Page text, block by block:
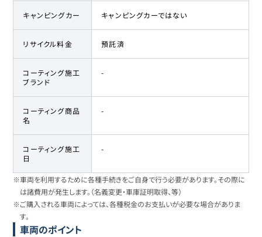
キャンピングカー キャンピングカーではない
リサイクル料金 預託済
コーティング施工
ブランド
-
コーティング商品
名
-
コーティング施工
日
-
※車両を利用するために各種手続きをご自身で行う必要があります。その際に
は諸費用が発生します。（名義変更・車庫証明取得、等）
※ご購入される車両によっては、各種税金のお支払いが必要な場合がありま
す。
車両のポイント